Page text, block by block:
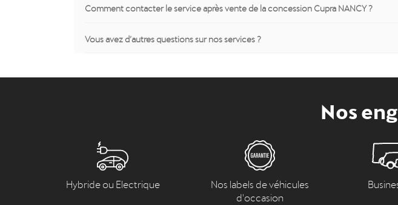
Comment contacter le service après vente de la concession Cupra NANCY ?
Vous avez d’autres questions sur nos services ?
Nos
Hybride ou Electrique
Nos labels de véhicules
d'occasion